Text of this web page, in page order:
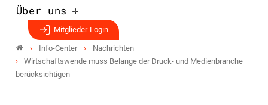
Über uns
Mitglieder-Login
Info-Center
Nachrichten
Wirtschaftswende muss Belange der Druck- und Medienbranche
berücksichtigen